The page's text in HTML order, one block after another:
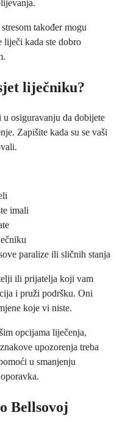
također mogu
liječi kada ste dobro
liječniku?
osiguravanju da dobijete
Zapišite kada su se vaši
imali
paralize ili sličnih stanja
ili prijatelja koji vam
i pruži podršku. Oni
koje vi niste.
opcijama liječenja,
upozorenja treba
u smanjenju
Bellsovoj